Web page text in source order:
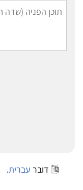
דובר עברית.